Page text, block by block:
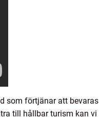
som förtjänar att bevaras
till hållbar turism kan vi